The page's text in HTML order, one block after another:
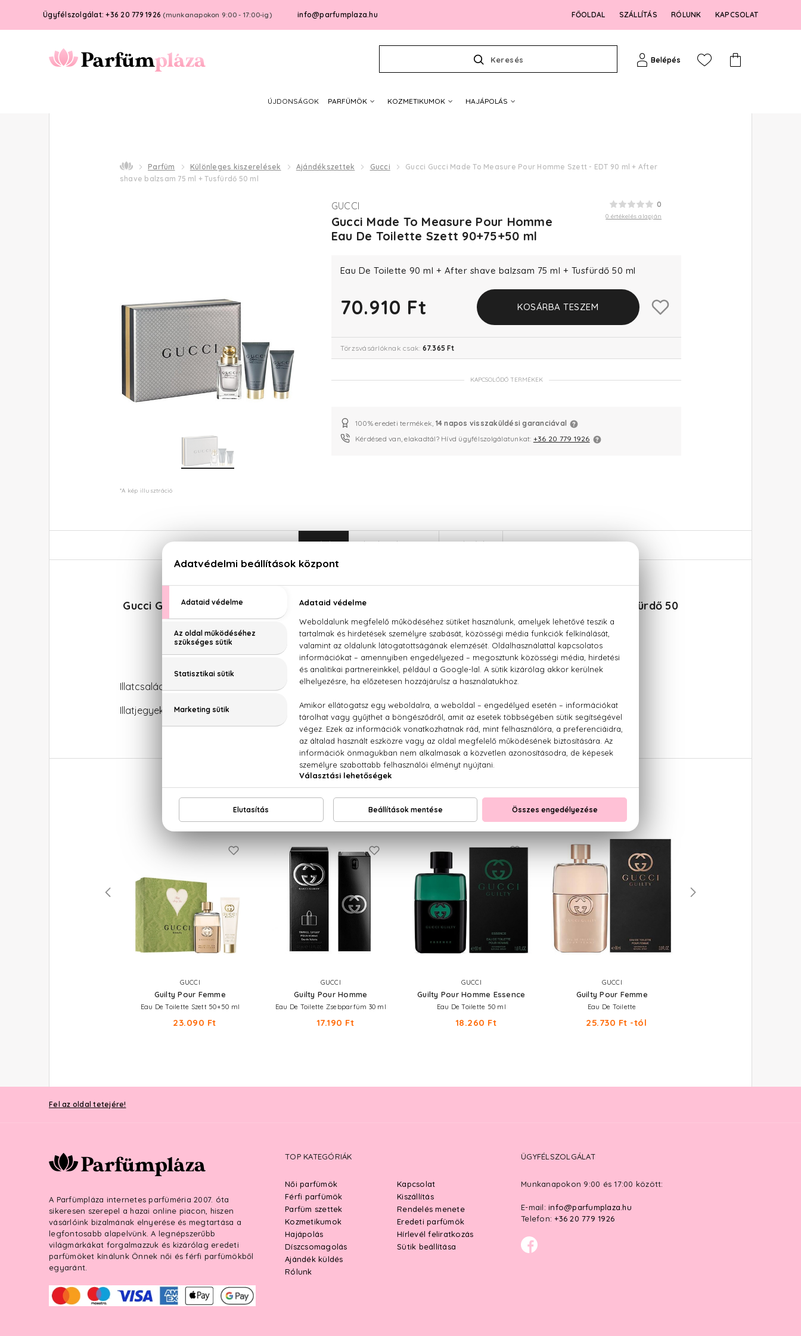
Ügyfélszolgálat: +36 20 779 1926 (munkanapokon 9:00 - 17:00-ig) info@parfumplaza.hu FŐOLDAL SZÁLLÍTÁS RÓLUNK KAPCSOLAT
Keresés Belépés
ÚJDONSÁGOK PARFÜMÖK KOZMETIKUMOK HAJÁPOLÁS
Parfüm Különleges kiszerelések Ajándékszettek Gucci
Gucci Gucci Made To Measure Pour Homme Szett - EDT 90 ml + After
shave balzsam 75 ml + Tusfürdő 50 ml
*A kép illusztráció
0
0 értékelés alapján
GUCCI
Gucci Made To Measure Pour Homme
Eau De Toilette Szett 90+75+50 ml
Eau De Toilette 90 ml + After shave balzsam 75 ml + Tusfürdő 50 ml
70.910 Ft KOSÁRBA TESZEM
Törzsvásárlóknak csak: 67.365 Ft
KAPCSOLÓDÓ TERMÉKEK
100% eredeti termékek, 14 napos visszaküldési garanciával
Kérdésed van, elakadtál? Hívd ügyfélszolgálatunkat: +36 20 779 1926
Gucci Gucci Made To Measure Pour Homme Szett - EDT 90 ml + After shave balzsam 75 ml + Tusfürdő 50
ml
Illatcsalád: Aromás-fűszeres
Illatjegyek: bergamott, levendula, ánizs, szerecsendió, borókabogyó, labdanum, pacsuli, bőr
NEKED AJÁNLJUK
GUCCI
Guilty Pour Femme
Eau De Toilette Szett 50+50 ml
23.090 Ft
GUCCI
Guilty Pour Homme
Eau De Toilette Zsebparfüm 30 ml
17.190 Ft
GUCCI
Guilty Pour Homme Essence
Eau De Toilette 50 ml
18.260 Ft
GUCCI
Guilty Pour Femme
Eau De Toilette
25.730 Ft -tól
Fel az oldal tetejére!
A Parfümpláza internetes parfüméria 2007. óta
sikeresen szerepel a hazai online piacon, hiszen
vásárlóink bizalmának elnyerése és megtartása a
legfontosabb alapelvünk. A legnépszerűbb
világmárkákat forgalmazzuk és kizárólag eredeti
parfümöket kínálunk Önnek női és férfi parfümökből
egyaránt.
TOP KATEGÓRIÁK
Női parfümök
Férfi parfümök
Parfüm szettek
Kozmetikumok
Hajápolás
Díszcsomagolás
Ajándék küldés
Rólunk
Kapcsolat
Kiszállítás
Rendelés menete
Eredeti parfümök
Hírlevél feliratkozás
Sütik beállítása
ÜGYFÉLSZOLGÁLAT
Munkanapokon 9:00 és 17:00 között:
E-mail: info@parfumplaza.hu
Telefon: +36 20 779 1926